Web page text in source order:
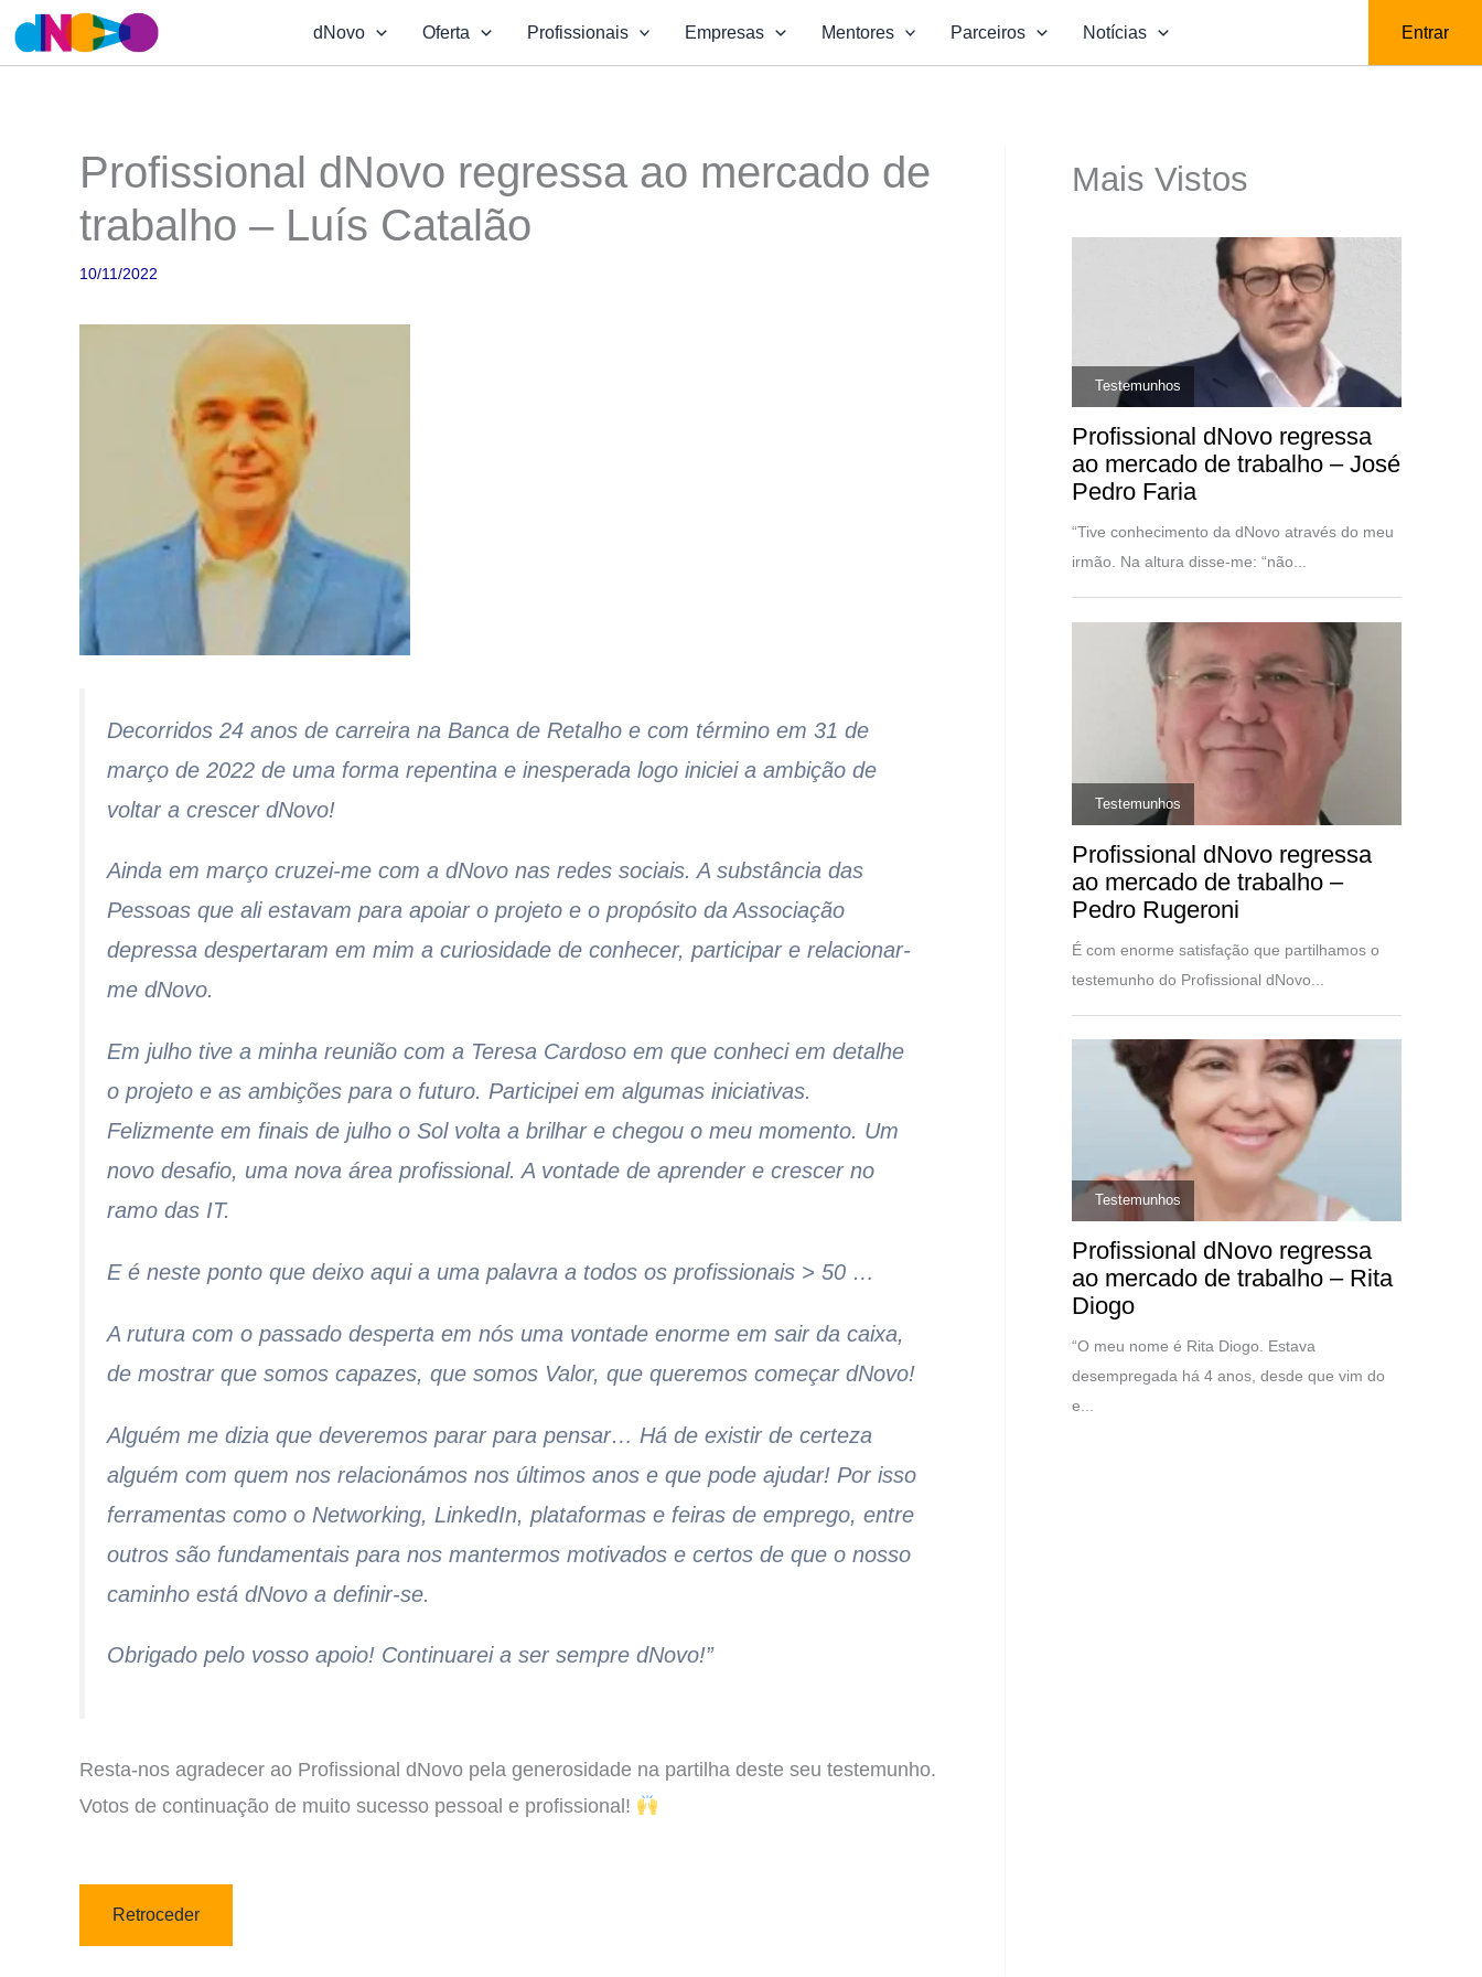
Skip
dNovo Oferta Profissionais Empresas Mentores Parceiros Notícias Entrar
Profissional dNovo regressa ao mercado de
trabalho – Luís Catalão
10/11/2022
Decorridos 24 anos de carreira na Banca de Retalho e com término em 31 de
março de 2022 de uma forma repentina e inesperada logo iniciei a ambição de
voltar a crescer dNovo!
Ainda em março cruzei-me com a dNovo nas redes sociais. A substância das
Pessoas que ali estavam para apoiar o projeto e o propósito da Associação
depressa despertaram em mim a curiosidade de conhecer, participar e relacionar-
me dNovo.
Em julho tive a minha reunião com a Teresa Cardoso em que conheci em detalhe
o projeto e as ambições para o futuro. Participei em algumas iniciativas.
Felizmente em finais de julho o Sol volta a brilhar e chegou o meu momento. Um
novo desafio, uma nova área profissional. A vontade de aprender e crescer no
ramo das IT.
E é neste ponto que deixo aqui a uma palavra a todos os profissionais > 50 …
A rutura com o passado desperta em nós uma vontade enorme em sair da caixa,
de mostrar que somos capazes, que somos Valor, que queremos começar dNovo!
Alguém me dizia que deveremos parar para pensar… Há de existir de certeza
alguém com quem nos relacionámos nos últimos anos e que pode ajudar! Por isso
ferramentas como o Networking, LinkedIn, plataformas e feiras de emprego, entre
outros são fundamentais para nos mantermos motivados e certos de que o nosso
caminho está dNovo a definir-se.
Obrigado pelo vosso apoio! Continuarei a ser sempre dNovo!”
Resta-nos agradecer ao Profissional dNovo pela generosidade na partilha deste seu testemunho.
Votos de continuação de muito sucesso pessoal e profissional!
Retroceder
Mais Vistos
Testemunhos
Profissional dNovo regressa
ao mercado de trabalho – José
Pedro Faria
“Tive conhecimento da dNovo através do meu
irmão. Na altura disse-me: “não...
Testemunhos
Profissional dNovo regressa
ao mercado de trabalho –
Pedro Rugeroni
É com enorme satisfação que partilhamos o
testemunho do Profissional dNovo...
Testemunhos
Profissional dNovo regressa
ao mercado de trabalho – Rita
Diogo
“O meu nome é Rita Diogo. Estava
desempregada há 4 anos, desde que vim do
e...